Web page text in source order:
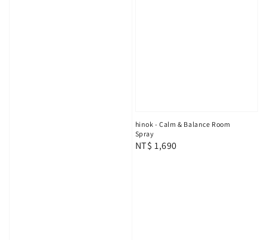
hinok - Calm & Balance Room
Spray
Regular
NT$ 1,690